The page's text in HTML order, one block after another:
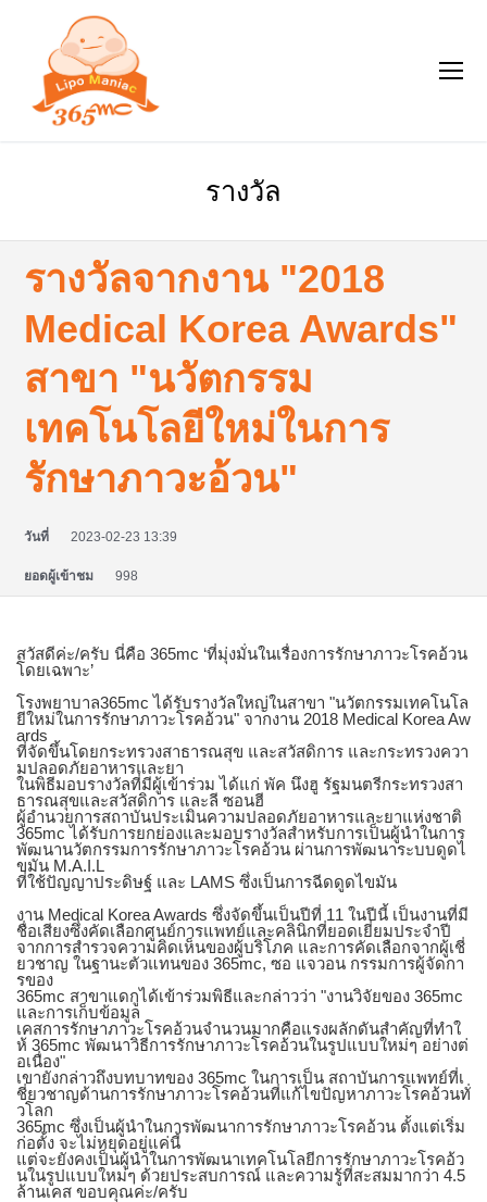
รางวัล
รางวัลจากงาน "2018
Medical Korea Awards"
สาขา "นวัตกรรม
เทคโนโลยีใหม่ในการ
รักษาภาวะอ้วน"
วันที่ 2023-02-23 13:39
ยอดผู้เข้าชม 998
สวัสดีค่ะ/ครับ นี่คือ 365mc ‘ที่มุ่งมั่นในเรื่องการรักษาภาวะโรคอ้วน
โดยเฉพาะ’
โรงพยาบาล365mc ได้รับรางวัลใหญ่ในสาขา "นวัตกรรมเทคโนโล
ยีใหม่ในการรักษาภาวะโรคอ้วน" จากงาน 2018 Medical Korea Aw
ards
ที่จัดขึ้นโดยกระทรวงสาธารณสุข และสวัสดิการ และกระทรวงควา
มปลอดภัยอาหารและยา
ในพิธีมอบรางวัลที่มีผู้เข้าร่วม ได้แก่ พัค นึงฮู รัฐมนตรีกระทรวงสา
ธารณสุขและสวัสดิการ และลี ซอนฮี
ผู้อำนวยการสถาบันประเมินความปลอดภัยอาหารและยาแห่งชาติ
365mc ได้รับการยกย่องและมอบรางวัลสำหรับการเป็นผู้นำในการ
พัฒนานวัตกรรมการรักษาภาวะโรคอ้วน ผ่านการพัฒนาระบบดูดไ
ขมัน M.A.I.L
ที่ใช้ปัญญาประดิษฐ์ และ LAMS ซึ่งเป็นการฉีดดูดไขมัน
งาน Medical Korea Awards ซึ่งจัดขึ้นเป็นปีที่ 11 ในปีนี้ เป็นงานที่มี
ชื่อเสียงซึ่งคัดเลือกศูนย์การแพทย์และคลินิกที่ยอดเยี่ยมประจำปี
จากการสำรวจความคิดเห็นของผู้บริโภค และการคัดเลือกจากผู้เชี่
ยวชาญ ในฐานะตัวแทนของ 365mc, ซอ แจวอน กรรมการผู้จัดกา
รของ
365mc สาขาแดกูได้เข้าร่วมพิธีและกล่าวว่า "งานวิจัยของ 365mc
และการเก็บข้อมูล
เคสการรักษาภาวะโรคอ้วนจำนวนมากคือแรงผลักดันสำคัญที่ทำใ
ห้ 365mc พัฒนาวิธีการรักษาภาวะโรคอ้วนในรูปแบบใหม่ๆ อย่างต่
อเนื่อง"
เขายังกล่าวถึงบทบาทของ 365mc ในการเป็น สถาบันการแพทย์ที่เ
ชี่ยวชาญด้านการรักษาภาวะโรคอ้วนที่แก้ไขปัญหาภาวะโรคอ้วนทั่
วโลก
365mc ซึ่งเป็นผู้นำในการพัฒนาการรักษาภาวะโรคอ้วน ตั้งแต่เริ่ม
ก่อตั้ง จะไม่หยุดอยู่แค่นี้
แต่จะยังคงเป็นผู้นำในการพัฒนาเทคโนโลยีการรักษาภาวะโรคอ้ว
นในรูปแบบใหม่ๆ ด้วยประสบการณ์ และความรู้ที่สะสมมากว่า 4.5
ล้านเคส ขอบคุณค่ะ/ครับ